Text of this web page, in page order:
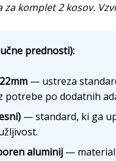
za komplet 2 kosov.
prednosti):
— ustreza
potrebe po dodatnih
— standard, ki ga
aluminij— material